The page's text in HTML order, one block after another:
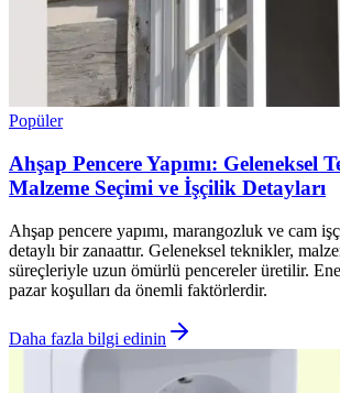
Popüler
Ahşap Pencere Yapımı: Geleneksel
Malzeme Seçimi ve İşçilik Detayları
Ahşap pencere yapımı, marangozluk ve cam
detaylı bir zanaattır. Geleneksel teknikler,
süreçleriyle uzun ömürlü pencereler üretilir.
pazar koşulları da önemli faktörlerdir.
Daha fazla bilgi edinin